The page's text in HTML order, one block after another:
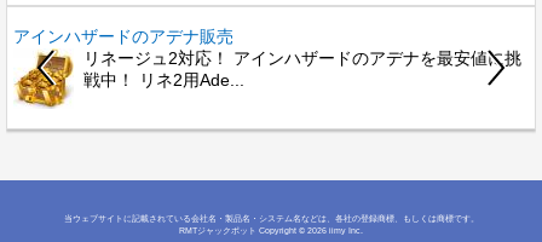
アインハザードのアデナ販売
リネージュ2対応！ アインハザードのアデナを最安値に挑
戦中！ リネ2用Ade...
当ウェブサイトに記載されている会社名・製品名・システム名などは、各社の登録商標、もしくは商標です。
RMTジャックポット Copyright © 2026 iimy Inc.